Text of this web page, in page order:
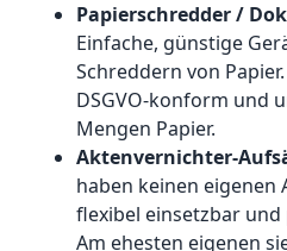
Papierschredder /
Einfache, günstige
Schreddern von
DSGVO-konform und
Mengen Papier.
Aktenvernichter-
haben keinen eigenen
flexibel einsetzbar und
Am ehesten eigenen